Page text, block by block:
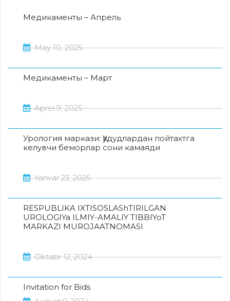
Медикаменты – Апрель
May 10, 2025
Медикаменты – Март
Aprel 9, 2025
Урология маркази: Ҳудудлардан пойтахтга
келувчи беморлар сони камаяди
Yanvar 23, 2025
RESPUBLIKA IXTISOSLAShTIRILGAN
UROLOGIYa ILMIY-AMALIY TIBBIYoT
MARKAZI MUROJAATNOMASI
Oktabr 12, 2024
Invitation for Bids